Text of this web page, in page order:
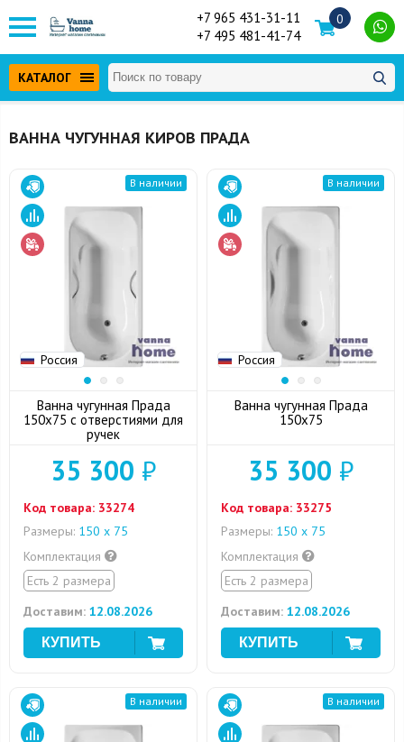
+7 965 431-31-11
+7 495 481-41-74
0
КАТАЛОГ
ВАННА ЧУГУННАЯ КИРОВ ПРАДА
Россия
В наличии
Ванна чугунная Прада
150x75 с отверстиями для
ручек
35 300 ₽
Код товара: 33274
Размеры: 150 х 75
Комплектация
Есть 2 размера
Доставим: 12.08.2026
Россия
В наличии
Ванна чугунная Прада
150x75
35 300 ₽
Код товара: 33275
Размеры: 150 х 75
Комплектация
Есть 2 размера
Доставим: 12.08.2026
В наличии В наличии